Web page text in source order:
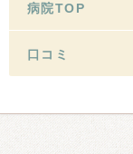
病院TOP
口コミ